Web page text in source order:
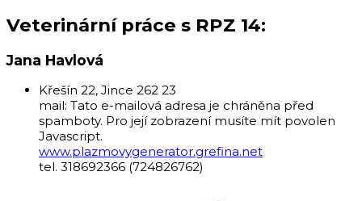
Veterinární práce s RPZ 14:
Jana Havlová
Křešín 22, Jince 262 23
mail: Tato e-mailová adresa je chráněna před
spamboty. Pro její zobrazení musíte mít povolen
Javascript.
www.plazmovygenerator.grefina.net
tel. 318692366 (724826762)